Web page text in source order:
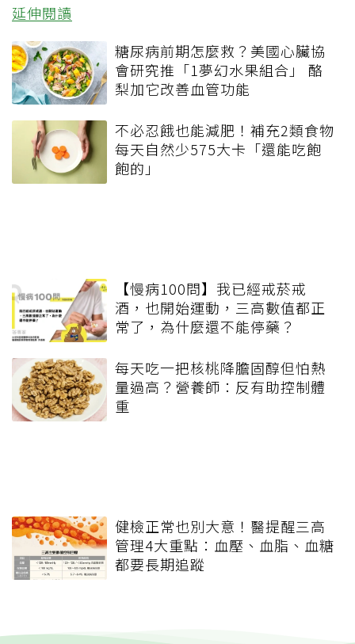
延伸閱讀
糖尿病前期怎麼救？美國心臟協
會研究推「1夢幻水果組合」 酪
梨加它改善血管功能
不必忍餓也能減肥！補充2類食物
每天自然少575大卡「還能吃飽
飽的」
【慢病100問】我已經戒菸戒
酒，也開始運動，三高數值都正
常了，為什麼還不能停藥？
每天吃一把核桃降膽固醇但怕熱
量過高？營養師：反有助控制體
重
健檢正常也別大意！醫提醒三高
管理4大重點：血壓、血脂、血糖
都要長期追蹤